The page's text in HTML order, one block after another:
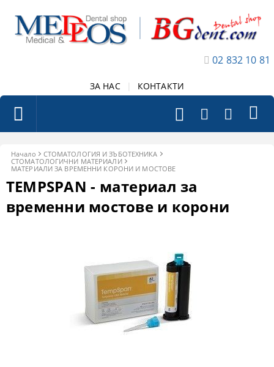
02 832 10 81
ЗА НАС КОНТАКТИ
Начало
СТОМАТОЛОГИЯ И ЗЪБОТЕХНИКА
СТОМАТОЛОГИЧНИ МАТЕРИАЛИ
МАТЕРИАЛИ ЗА ВРЕМЕННИ КОРОНИ И МОСТОВЕ
TEMPSPAN - материал за
временни мостове и корони